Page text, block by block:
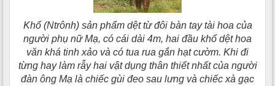
Khố (Ntrônh) sản phẩm dệt từ đôi bàn tay tài hoa của
người phụ nữ Mạ, có cái dài 4m, hai đầu khố dệt hoa
văn khá tinh xảo và có tua rua gắn hạt cườm. Khi đi
từng hay làm rẫy hai vật dụng thân thiết nhất của người
đàn ông Mạ là chiếc gùi đeo sau lưng và chiếc xà gạc